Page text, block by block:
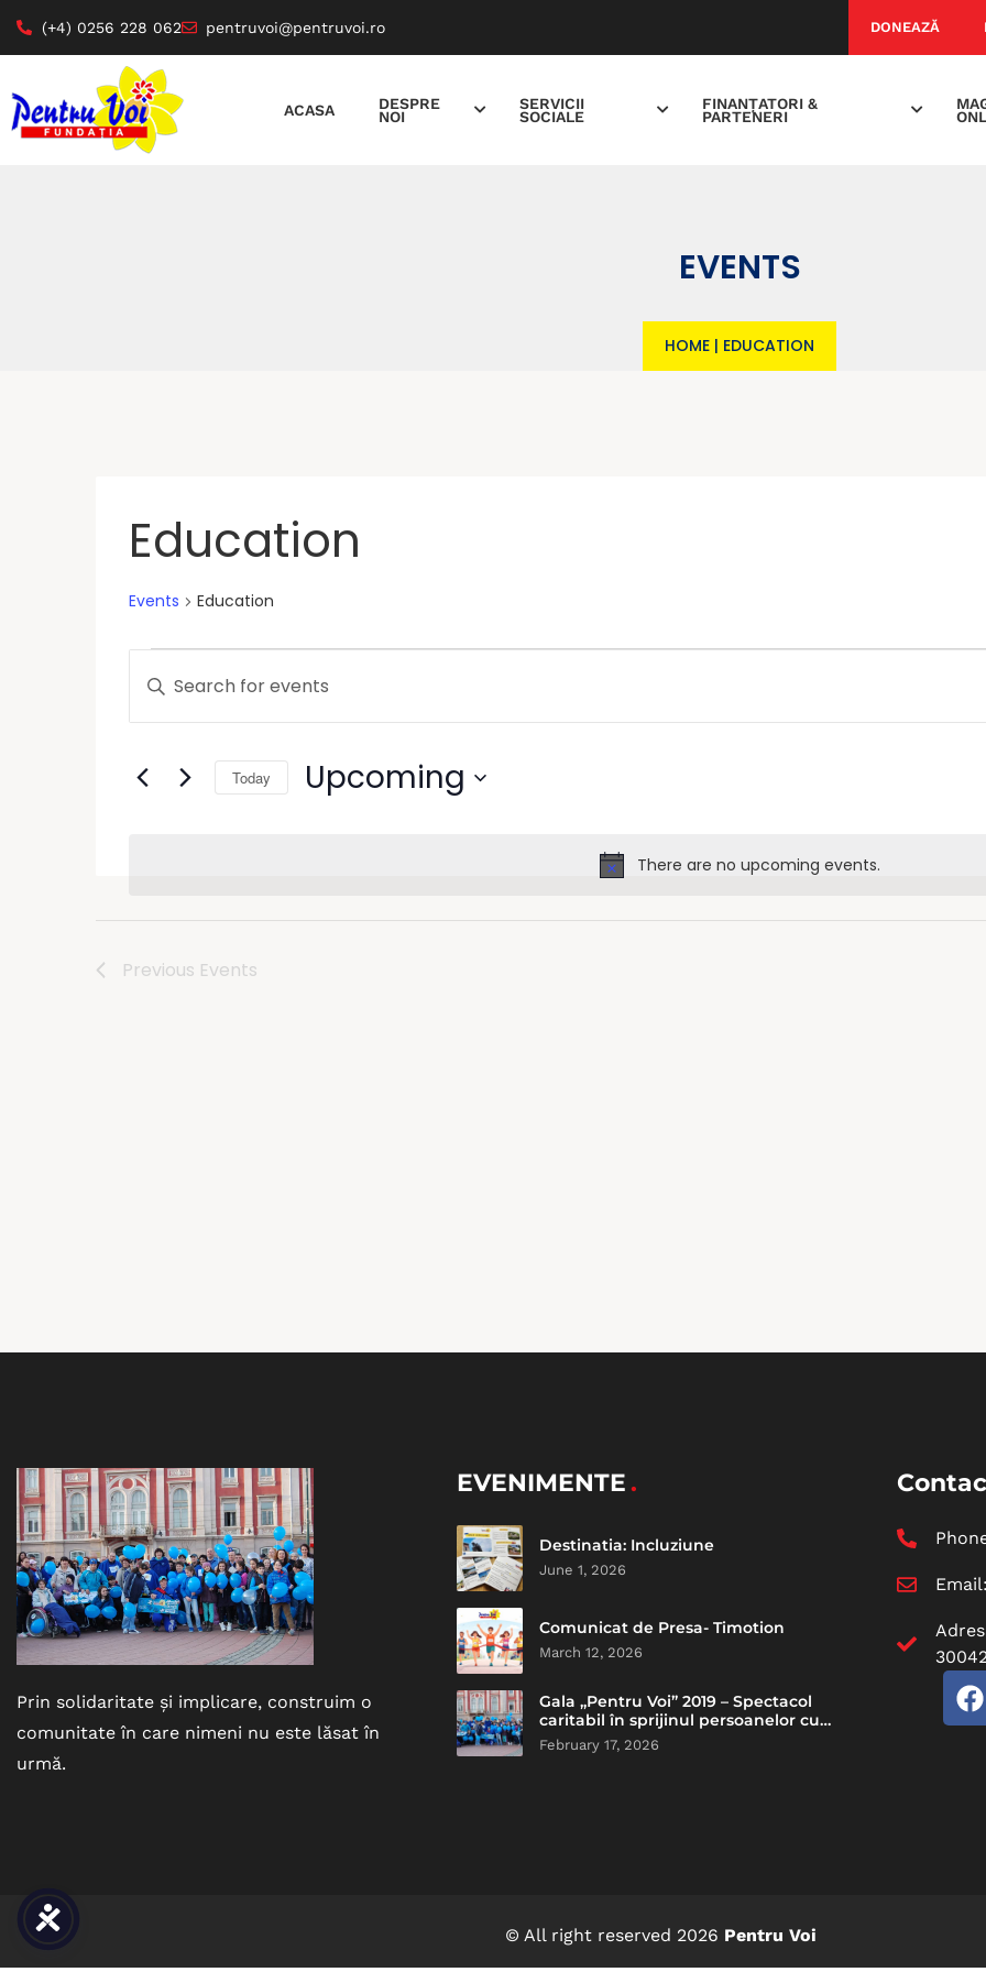
(+4) 0256 228 062 pentruvoi@pentruvoi.ro DONEAZĂ
ACASA DESPRE
NOI
SERVICII
SOCIALE
FINANȚATORI &
PARTENERI
EVENTS
HOME | EDUCATION
Education
Events Education
Notice
There are no upcoming events.
Events
Search
and
Views
Enter
Keyword.
Search
Events
Today Upcoming
Previous Events
Prin solidaritate și implicare, construim o
comunitate în care nimeni nu este lăsat în
urmă.
EVENIMENTE
Destinatia: Incluziune
June 1, 2026
Comunicat de Presa- Timotion
March 12, 2026
Gala „Pentru Voi” 2019 – Spectacol
caritabil în sprijinul persoanelor cu
dizabilități intelectuale
February 17, 2026
Email:
© All right reserved 2026 Pentru Voi